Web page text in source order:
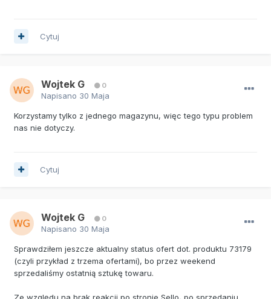
Cytuj
Wojtek G 0
Napisano 30 Maja
Korzystamy tylko z jednego magazynu, więc tego typu problem
nas nie dotyczy.
Cytuj
Wojtek G 0
Napisano 30 Maja
Sprawdziłem jeszcze aktualny status ofert dot. produktu 73179
(czyli przykład z trzema ofertami), bo przez weekend
sprzedaliśmy ostatnią sztukę towaru.
Ze względu na brak reakcji po stronie Sello, po sprzedaniu